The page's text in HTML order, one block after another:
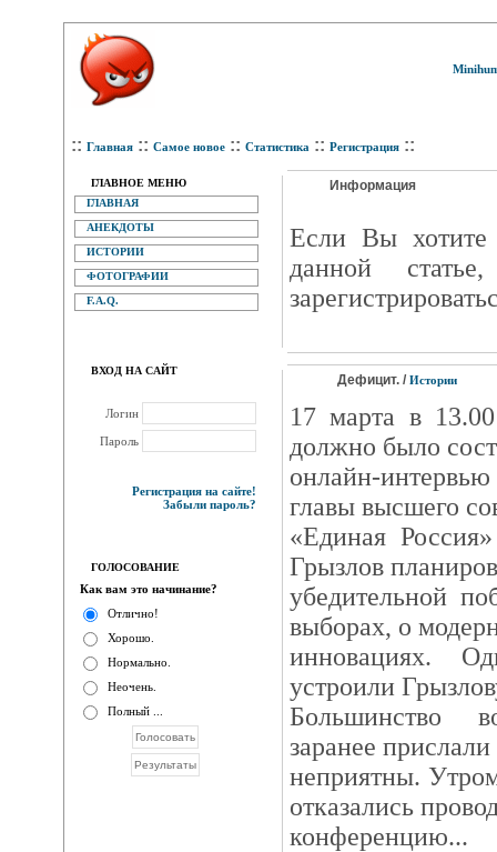
:: Главная :: Самое новое :: Статистика :: Регистрация ::
ГЛАВНОЕ МЕНЮ
ГЛАВНАЯ
АНЕКДОТЫ
ИСТОРИИ
ФОТОГРАФИИ
F.A.Q.
ВХОД НА САЙТ
Логин
Пароль
Регистрация на сайте!
Забыли пароль?
ГОЛОСОВАНИЕ
Как вам это начинание?
Отлично!
Хорошо.
Нормально.
Неочень.
Полный ...
Информация
Eсли Вы хотите
данной
Дефицит. / Истории
17 марта в
должно было
онлайн-
главы высшего
«Единая
Грызлов
убедительной
выборах, о
инновациях.
устроили
Большинство
заранее
неприятны.
отказались
конференцию...